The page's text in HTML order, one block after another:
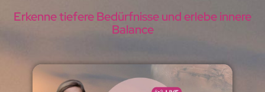
Erkenne tiefere Bedürfnisse und erlebe innere
Balance